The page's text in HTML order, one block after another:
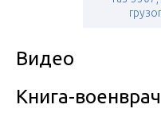
Видео
Книга-военврач